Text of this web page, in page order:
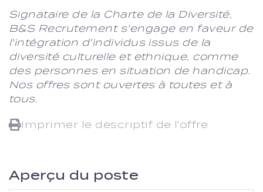
Signataire de la Charte de la Diversité,
B&S Recrutement s'engage en faveur de
l'intégration d'individus issus de la
diversité culturelle et ethnique, comme
des personnes en situation de handicap.
Nos offres sont ouvertes à toutes et à
tous.
Imprimer le descriptif de l'offre
Aperçu du poste